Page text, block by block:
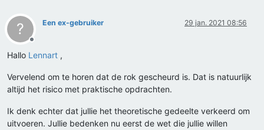
?
Offline
Een ex-gebruiker 29 jan. 2021 08:56
Hallo Lennart ,
Vervelend om te horen dat de rok gescheurd is. Dat is natuurlijk
altijd het risico met praktische opdrachten.
Ik denk echter dat jullie het theoretische gedeelte verkeerd om
uitvoeren. Jullie bedenken nu eerst de wet die jullie willen